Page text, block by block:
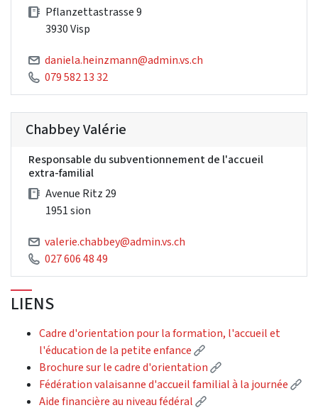
Pflanzettastrasse 9
3930 Visp
daniela.heinzmann@admin.vs.ch
079 582 13 32
Chabbey Valérie
Responsable du subventionnement de l'accueil
extra-familial
Avenue Ritz 29
1951 sion
valerie.chabbey@admin.vs.ch
027 606 48 49
LIENS
Cadre d'orientation pour la formation, l'accueil et
l'éducation de la petite enfance
(External link)
Brochure sur le cadre d'orientation
(External link)
Fédération valaisanne d'accueil familial à la journée
Aide financière au niveau fédéral
(External link)